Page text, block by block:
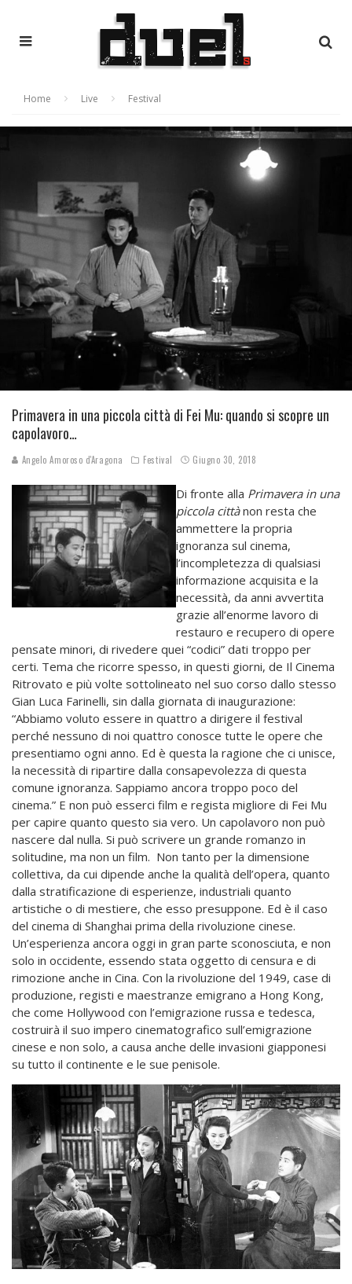
Home Live Festival
Primavera in una piccola città di Fei Mu: quando si scopre un
capolavoro…
Angelo Amoroso d'Aragona Festival Giugno 30, 2018
Di fronte alla Primavera in una
piccola cittànon resta che
ammettere la propria
ignoranza sul cinema,
l’incompletezza di qualsiasi
informazione acquisita e la
necessità, da anni avvertita
grazie all’enorme lavoro di
restauro e recupero di opere
pensate minori, di rivedere quei “codici” dati troppo per
certi. Tema che ricorre spesso, in questi giorni, de Il Cinema
Ritrovato e più volte sottolineato nel suo corso dallo stesso
Gian Luca Farinelli, sin dalla giornata di inaugurazione:
“Abbiamo voluto essere in quattro a dirigere il festival
perché nessuno di noi quattro conosce tutte le opere che
presentiamo ogni anno. Ed è questa la ragione che ci unisce,
la necessità di ripartire dalla consapevolezza di questa
comune ignoranza. Sappiamo ancora troppo poco del
cinema.” E non può esserci film e regista migliore di Fei Mu
per capire quanto questo sia vero. Un capolavoro non può
nascere dal nulla. Si può scrivere un grande romanzo in
solitudine, ma non un film. Non tanto per la dimensione
collettiva, da cui dipende anche la qualità dell’opera, quanto
dalla stratificazione di esperienze, industriali quanto
artistiche o di mestiere, che esso presuppone. Ed è il caso
del cinema di Shanghai prima della rivoluzione cinese.
Un’esperienza ancora oggi in gran parte sconosciuta, e non
solo in occidente, essendo stata oggetto di censura e di
rimozione anche in Cina. Con la rivoluzione del 1949, case di
produzione, registi e maestranze emigrano a Hong Kong,
che come Hollywood con l’emigrazione russa e tedesca,
costruirà il suo impero cinematografico sull’emigrazione
cinese e non solo, a causa anche delle invasioni giapponesi
su tutto il continente e le sue penisole.